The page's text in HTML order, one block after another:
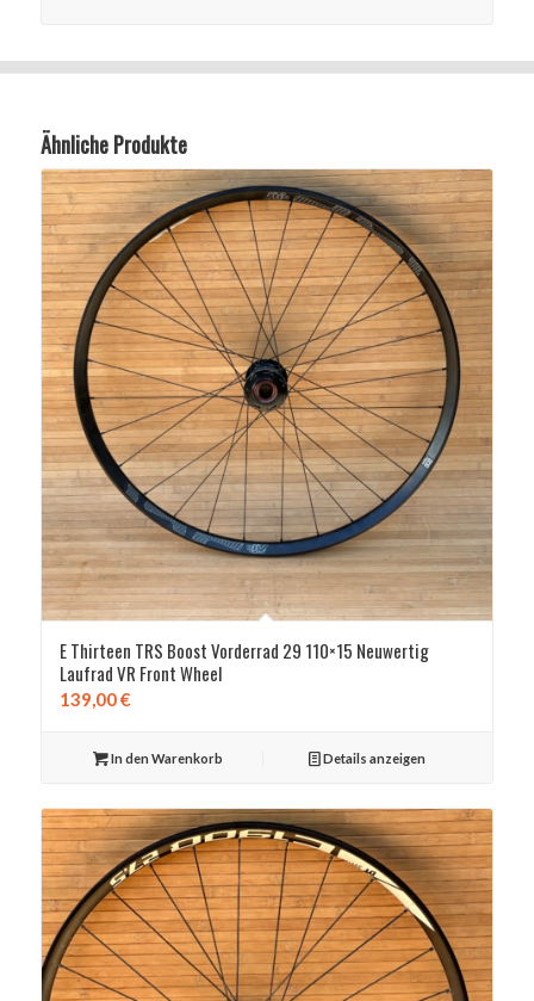
Ähnliche Produkte
E Thirteen TRS Boost Vorderrad 29 110×15 Neuwertig
Laufrad VR Front Wheel
139,00€
In den Warenkorb Details anzeigen